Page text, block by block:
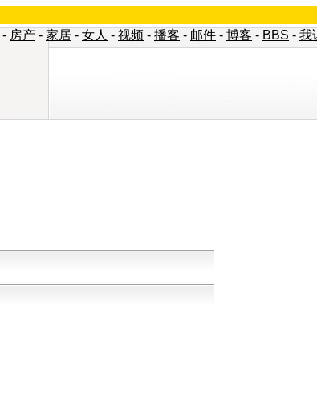
- 房产 - 家居 - 女人 - 视频 - 播客 - 邮件 - 博客 - BBS - 我